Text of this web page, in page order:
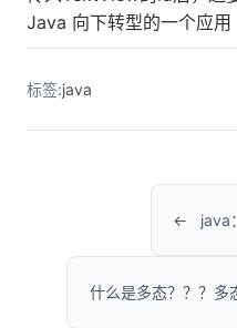
Java 向下转型的一个应用
标签:java
java
什么是多态？？？多